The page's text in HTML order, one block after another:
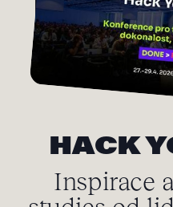
HACK
Inspirace